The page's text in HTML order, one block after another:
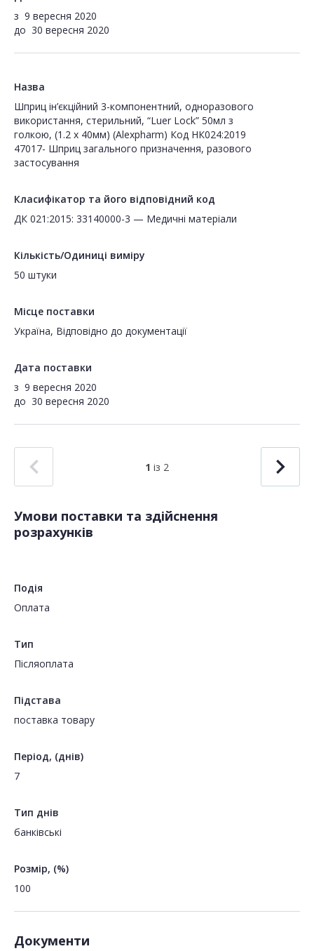
з 9 вересня 2020
до 30 вересня 2020
Назва
Шприц ін’єкційний 3-компонентний, одноразового
використання, стерильний, “Luer Lock” 50мл з
голкою, (1.2 х 40мм) (Alexpharm) Код НК024:2019
47017- Шприц загального призначення, разового
застосування
Класифікатор та його відповідний код
ДК 021:2015: 33140000-3 — Медичні матеріали
Кількість/Одиниці виміру
50 штуки
Місце поставки
Україна, Відповідно до документації
Дата поставки
з 9 вересня 2020
до 30 вересня 2020
1 із 2
Умови поставки та здійснення
розрахунків
Подія
Оплата
Тип
Пiсляоплата
Підстава
поставка товару
Період, (днів)
7
Тип днів
банківські
Розмір, (%)
100
Документи